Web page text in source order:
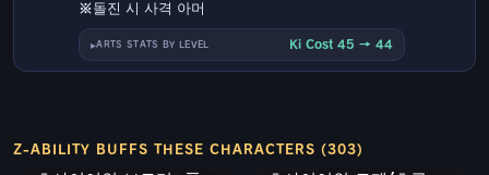
※돌진 시 사격 아머
ARTS STATS BY LEVEL Ki Cost 45 → 44
Z-ABILITY BUFFS THESE CHARACTERS (303)